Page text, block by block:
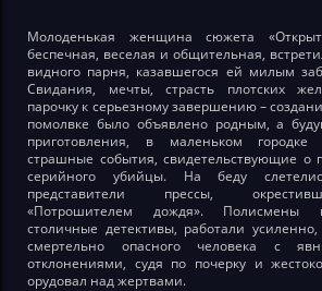
Молоденькая женщина сюжета
беспечная, веселая и общительная,
видного парня, казавшегося ей милым
Свидания, мечты, страсть плотских
парочку к серьезному завершению –
помолвке было объявлено родным, а
приготовления, в маленьком городке
страшные события, свидетельствующие о
серийного убийцы. На беду
представители прессы,
«Потрошителем дождя». Полисмены
столичные детективы, работали
смертельно опасного человека с
отклонениями, судя по почерку и
орудовал над жертвами.